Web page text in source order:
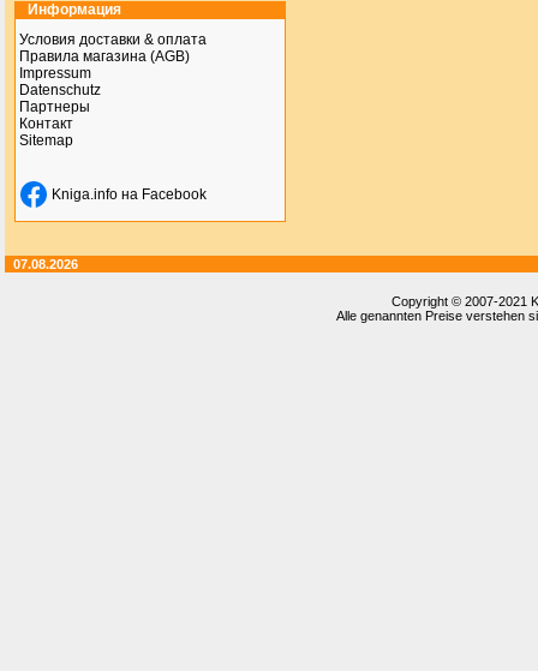
Информация
Условия доставки & оплата
Правила магазина (AGB)
Impressum
Datenschutz
Партнеры
Контакт
Sitemap
Kniga.info на Facebook
07.08.2026
Copyright © 2007-2021
Alle genannten Preise verstehen